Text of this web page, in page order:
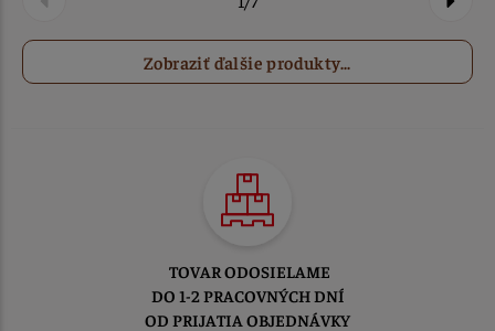
Zobraziť ďalšie produkty...
TOVAR ODOSIELAME
DO 1-2 PRACOVNÝCH DNÍ
OD PRIJATIA OBJEDNÁVKY